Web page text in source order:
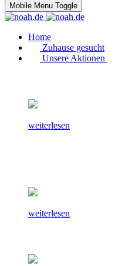
Mobile Menu Toggle
Home
Zuhause gesucht
Unsere Aktionen
weiterlesen
weiterlesen